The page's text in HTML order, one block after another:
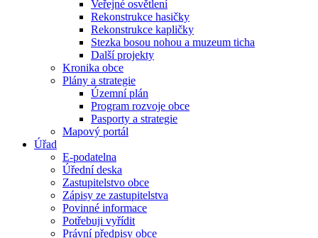
Veřejné osvětlení
Rekonstrukce hasičky
Rekonstrukce kapličky
Stezka bosou nohou a muzeum ticha
Další projekty
Kronika obce
Plány a strategie
Územní plán
Program rozvoje obce
Pasporty a strategie
Mapový portál
Úřad
E-podatelna
Úřední deska
Zastupitelstvo obce
Zápisy ze zastupitelstva
Povinné informace
Potřebuji vyřídit
Právní předpisy obce